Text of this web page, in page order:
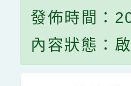
發佈時間：
內容狀態：